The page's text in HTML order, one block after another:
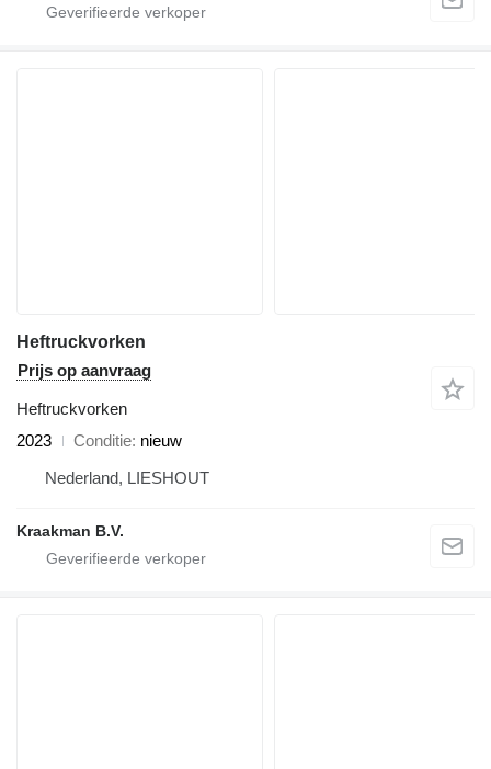
Heftruckvorken
Prijs op aanvraag
Heftruckvorken
2023
Conditie nieuw
Nederland, LIESHOUT
Kraakman B.V.